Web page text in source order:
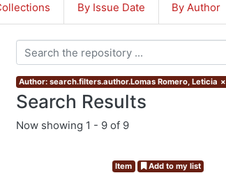
By Issue Date By Author
Author: search.filters.author.Lomas Romero, Leticia ×
Search Results
Now showing 1 - 9 of 9
Item Add to my list